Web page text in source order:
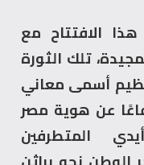
الافتتاح مع
المجيدة، تلك الثورة
أسمى معاني
عن هوية مصر
المتطرفين